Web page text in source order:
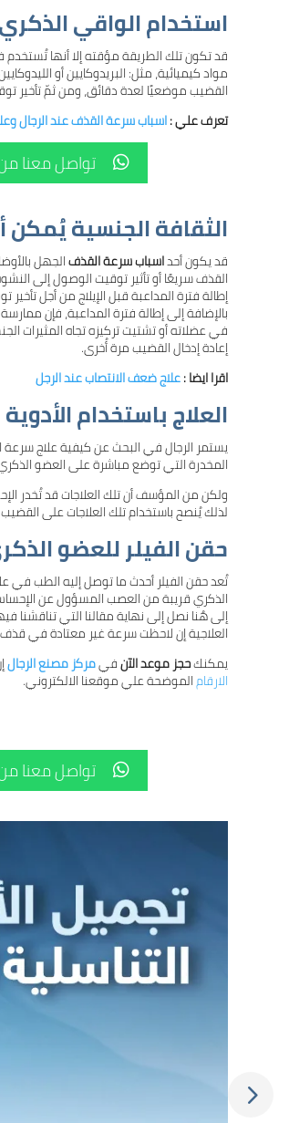
استخدام الواقي الذكري
قد تكون تلك الطريقة مؤقته إلا أنها
مواد كيميائية، مثل: البريدوكايين أو
القضيب موضعيًا لعدة دقائق، ومن ثمّ تأخير
تعرف علي :اسباب سرعة القذف عند الرجال
تواصل معنا 
الثقافة الجنسية
قد يكون أحداسباب سرعة القذفالجهل
القذف سريعًا أو تأثير توقيت الوصول إلى
إطالة فترة المداعبة قبل الإيلاج من أجل
بالإضافة إلى إطالة فترة المداعبة، فإن
في عضلاته أو تشتيت تركيزه تجاه المثيرات
إعادة إدخال القضيب مرة أُخرى.
اقرا ايضا :علاج ضعف الانتصاب عند الرجل
العلاج باستخدام الأدوية
يستمر الرجال في البحث عن كيفية علاج سرعة
المخدرة التي توضع مباشرة على العضو
ولكن من المؤسف أن تلك العلاجات قد تُخدر
لذلك يُنصح باستخدام تلك العلاجات على القضيب ثم تركها لمدة 30 دقيقة وغسلها
حقن الفيلر للعضو
تُعد حقن الفيلر أحدث ما توصل إليه الطب
الذكري قريبة من العصب المسؤول عن
إلى هُنا نصل إلى نهاية مقالنا التي
العلاجية إن لاحظت سرعة غير معتادة في قذف
يمكنكحجز موعد الآنفيمركز مصنع الرجال
الارقامالموضحة علي موقعنا الالكتروني.
تواصل معنا 